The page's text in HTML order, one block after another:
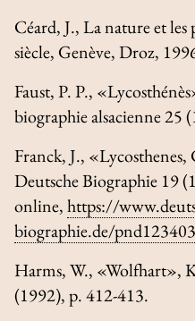
Céard, J.,La nature et
siècle, Genève, Droz,
Faust, P. P.,
biographie alsacienne25
Franck, J.,
Deutsche Biographie 19
online,https://
biographie.de/
Harms, W., «Wolfhart»,
(1992), p. 412-413.